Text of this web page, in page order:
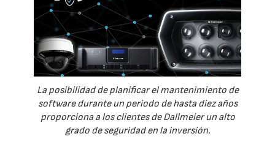
La posibilidad de planificar el mantenimiento de
software durante un periodo de hasta diez años
proporciona a los clientes de Dallmeier un alto
grado de seguridad en la inversión.